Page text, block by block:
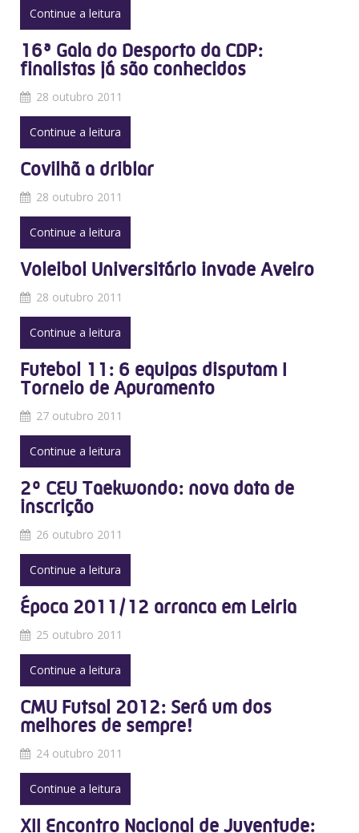
Continue a leitura
16ª Gala do Desporto da CDP:
finalistas já são conhecidos
28 outubro 2011
Continue a leitura
Covilhã a driblar
28 outubro 2011
Continue a leitura
Voleibol Universitário invade Aveiro
28 outubro 2011
Continue a leitura
Futebol 11: 6 equipas disputam I
Torneio de Apuramento
27 outubro 2011
Continue a leitura
2º CEU Taekwondo: nova data de
inscrição
26 outubro 2011
Continue a leitura
Época 2011/12 arranca em Leiria
25 outubro 2011
Continue a leitura
CMU Futsal 2012: Será um dos
melhores de sempre!
24 outubro 2011
Continue a leitura
XII Encontro Nacional de Juventude: